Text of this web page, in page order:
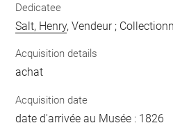
Dedicatee
Salt, Henry, Vendeur ;
Acquisition details
achat
Acquisition date
date d'arrivée au Musée : 1826